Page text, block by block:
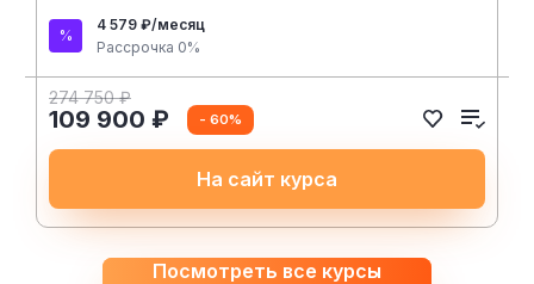
4 579 ₽/месяц
Рассрочка 0%
274 750 ₽
109 900 ₽ - 60%
На сайт курса
Посмотреть все курсы